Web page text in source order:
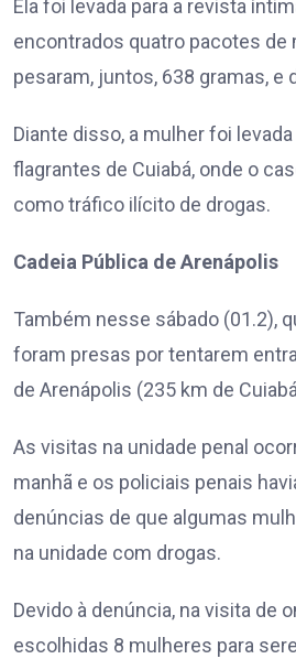
Ela foi levada para a revista
encontrados quatro pacotes de
pesaram, juntos, 638 gramas, e
Diante disso, a mulher foi
flagrantes de Cuiabá, onde o
como tráfico ilícito de drogas.
Cadeia Pública de Arenápolis
Também nesse sábado (01.2),
foram presas por tentarem
de Arenápolis (235 km de
As visitas na unidade penal
manhã e os policiais penais
denúncias de que algumas
na unidade com drogas.
Devido à denúncia, na visita de
escolhidas 8 mulheres para